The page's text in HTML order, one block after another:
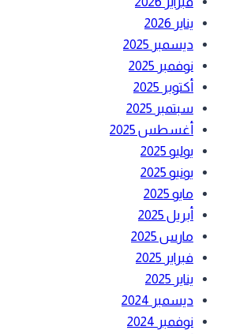
يناير 2026
ديسمبر 2025
نوفمبر 2025
أكتوبر 2025
سبتمبر 2025
أغسطس 2025
يوليو 2025
يونيو 2025
مايو 2025
أبريل 2025
مارس 2025
فبراير 2025
يناير 2025
ديسمبر 2024
نوفمبر 2024